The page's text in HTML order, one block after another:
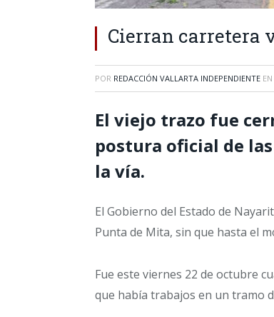
Cierran carretera
POR REDACCIÓN VALLARTA INDEPENDIENTE EN
El viejo trazo fue
postura oficial de
la vía.
El Gobierno del Estado de
Punta de Mita, sin que hasta el
Fue este viernes 22 de octubre
que había trabajos en un tramo